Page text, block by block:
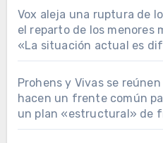
Vox aleja una ruptura de
el reparto de los menores
«La situación actual es
Prohens y Vivas se
hacen un frente común
un plan «estructural» de